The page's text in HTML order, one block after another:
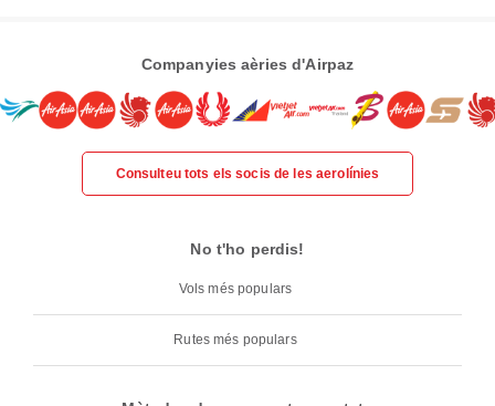
Companyies aèries d'Airpaz
Consulteu tots els socis de les aerolínies
No t'ho perdis!
Vols més populars
Rutes més populars